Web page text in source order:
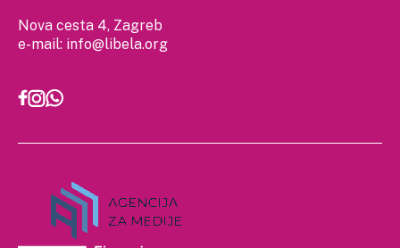
Nova cesta 4, Zagreb
e-mail: info@libela.org